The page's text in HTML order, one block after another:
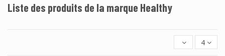
Liste des produits de la marque Healthy
4